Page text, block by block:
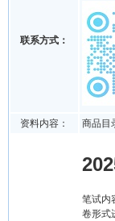
联系方式：
资料内容： 商品目
笔试内
卷形式